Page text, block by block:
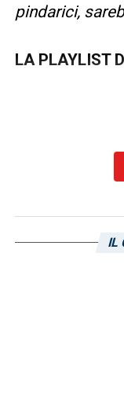
pindarici,
LA PLAYLIST
IL